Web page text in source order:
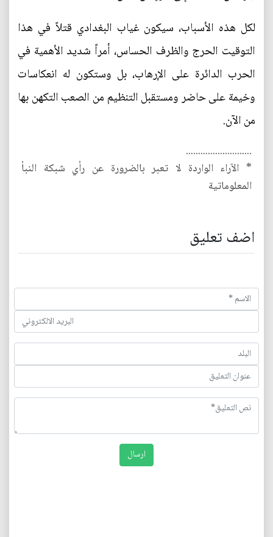
لكل هذه الأسباب، سيكون غياب البغدادي قتلاً في هذا
التوقيت الحرج والظرف الحساس، أمراً شديد الأهمية في
الحرب الدائرة على الإرهاب، بل وستكون له انعكاسات
وخيمة على حاضر ومستقبل التنظيم من الصعب التكهن بها
من الآن.
...........................
* الآراء الواردة لا تعبر بالضرورة عن رأي شبكة النبأ
المعلوماتية
اضف تعليق